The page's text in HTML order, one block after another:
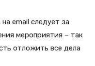
email следует за
мероприятия – так
отложить все дела